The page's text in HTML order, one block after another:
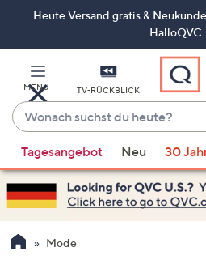
ZumHeute Versand gratis &
HalloQVC
MENÜ TV-RÜCKBLICK
Wonach
suchst
du
heute?
Vorschläge
verfügbar
sind,
verwenden
Sie
Tagesangebot Neu 30
Mode